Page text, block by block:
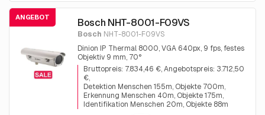
ANGEBOT Bosch NHT-8001-F09VS
Bosch NHT-8001-F09VS
Dinion IP Thermal 8000, VGA 640px, 9 fps, festes
Objektiv 9 mm, 70°
Bruttopreis: 7.834,46 €, Angebotspreis: 3.712,50
€
Detektion Menschen 155m, Objekte 700m
Erkennung Menschen 40m, Objekte 175m
Identifikation Menschen 20m, Objekte 88m